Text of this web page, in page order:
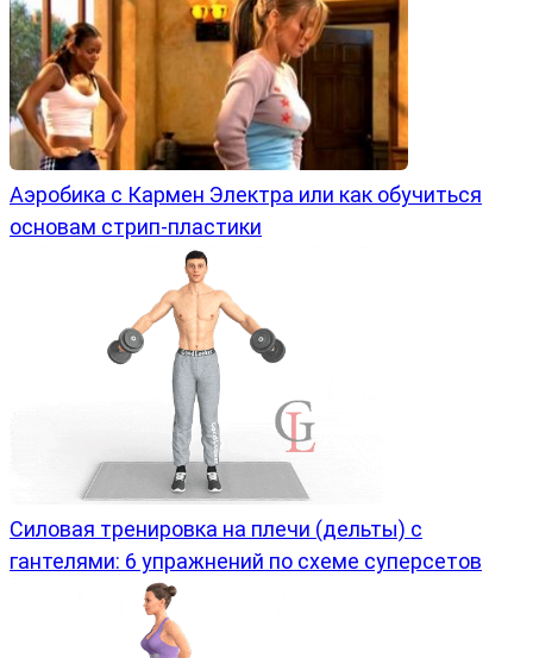
Аэробика с Кармен Электра или как обучиться
основам стрип-пластики
Силовая тренировка на плечи (дельты) с
гантелями: 6 упражнений по схеме суперсетов